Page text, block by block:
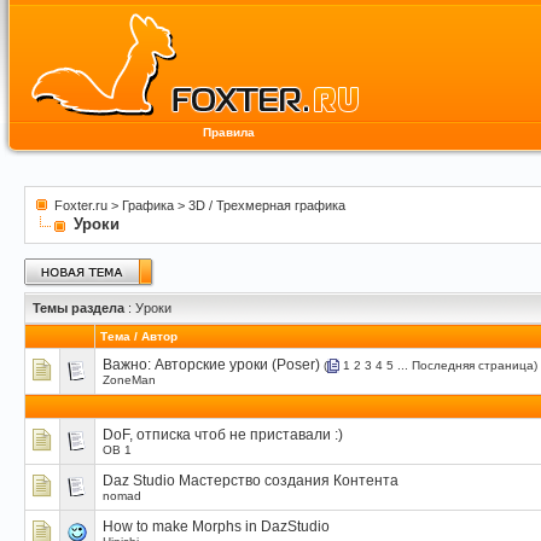
Правила
Foxter.ru > Графика > 3D / Трехмерная графика
Уроки
Темы раздела : Уроки
Тема / Автор
Важно: Авторские уроки (Poser) ( 1 2 3 4 5 Последняя страница)
ZoneMan
DoF, отписка чтоб не приставали :)
OB 1
Daz Studio Мастерство создания Контента
nomad
How to make Morphs in DazStudio